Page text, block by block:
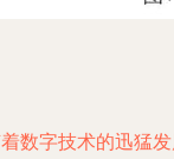
数字技术的迅猛